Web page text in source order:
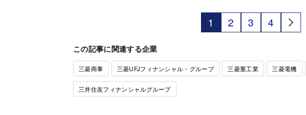
1 2 3 4
この記事に関連する企業
三菱商事 三菱UFJフィナンシャル・グループ 三菱重工業 三菱電機
三井住友フィナンシャルグループ